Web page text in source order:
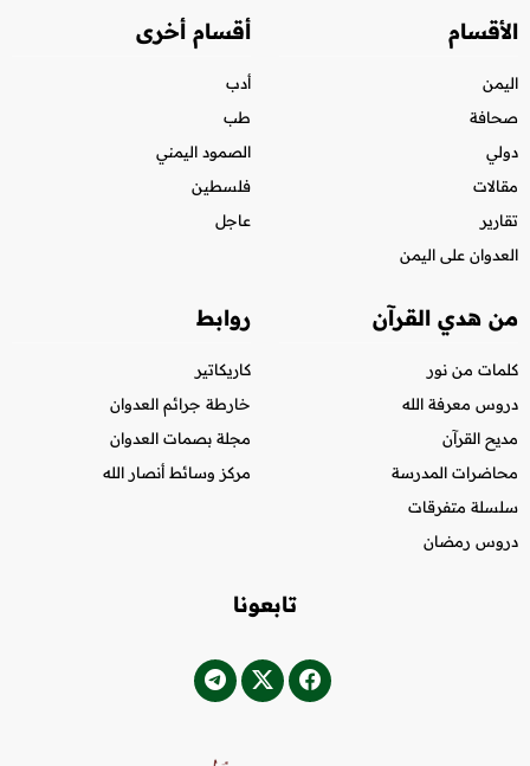
الأقسام
اليمن
صحافة
دولي
مقالات
تقارير
العدوان على اليمن
أقسام أخرى
أدب
طب
الصمود اليمني
فلسطين
عاجل
من هدي القرآن
كلمات من نور
دروس معرفة الله
مديح القرآن
محاضرات المدرسة
سلسلة متفرقات
دروس رمضان
روابط
كاريكاتير
خارطة جرائم العدوان
مجلة بصمات العدوان
مركز وسائط أنصار الله
تابعونا